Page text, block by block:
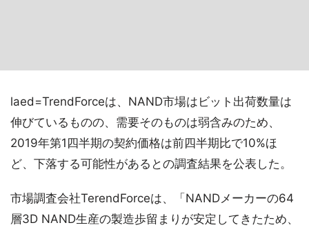
laed=TrendForceは、NAND市場はビット出荷数量は
伸びているものの、需要そのものは弱含みのため、
2019年第1四半期の契約価格は前四半期比で10%ほ
ど、下落する可能性があるとの調査結果を公表した。
市場調査会社TerendForceは、「NANDメーカーの64
層3D NAND生産の製造歩留まりが安定してきたため、